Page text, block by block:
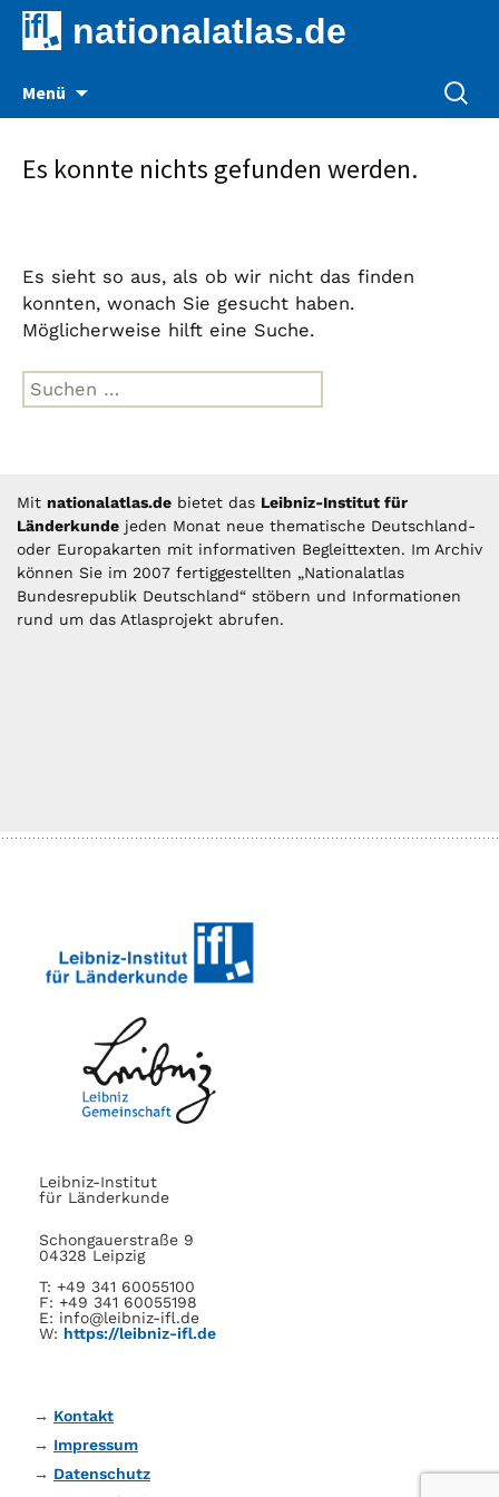
nationalatlas.de
Menü
Suche
nach:
Es konnte nichts gefunden werden.
Es sieht so aus, als ob wir nicht das finden
konnten, wonach Sie gesucht haben.
Möglicherweise hilft eine Suche.
Suche
nach:
Mit nationalatlas.de bietet das Leibniz-Institut für
Länderkunde jeden Monat neue thematische Deutschland-
oder Europakarten mit informativen Begleittexten. Im Archiv
können Sie im 2007 fertiggestellten „Nationalatlas
Bundesrepublik Deutschland“ stöbern und Informationen
rund um das Atlasprojekt abrufen.
Leibniz-Institut
für Länderkunde
Schongauerstraße 9
04328 Leipzig
T: +49 341 60055100
F: +49 341 60055198
E: info@leibniz-ifl.de
W: https://leibniz-ifl.de
Kontakt
Impressum
Datenschutz